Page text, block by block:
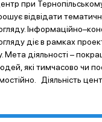
при
відвідати
діє в рамках
Мета діяльності –
які тимчасово чи
Діяльність